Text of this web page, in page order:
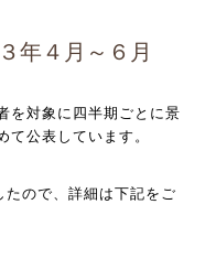
年４月～６月
を対象に四半期ごとに景
て公表しています。
ので、詳細は下記をご